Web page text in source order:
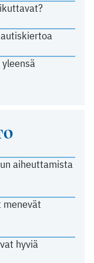
aiheuttamista
menevät
hyviä